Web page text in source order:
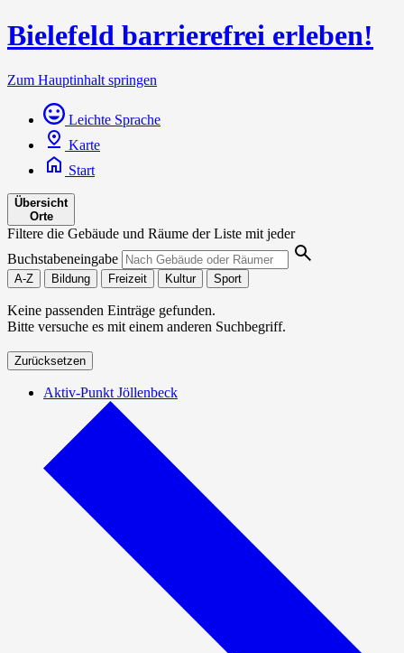
Bielefeld barrierefrei erleben!
Zum Hauptinhalt springen
Leichte Sprache
Karte
Start
Übersicht
Orte
Filtere die Gebäude und Räume der Liste mit jeder
Buchstabeneingabe
A-Z Bildung Freizeit Kultur Sport
Keine passenden Einträge gefunden.
Bitte versuche es mit einem anderen Suchbegriff.
Zurücksetzen
Aktiv-Punkt Jöllenbeck